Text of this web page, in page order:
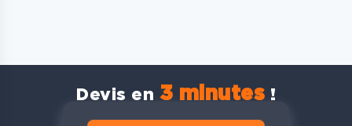
Devis en 3 minutes !